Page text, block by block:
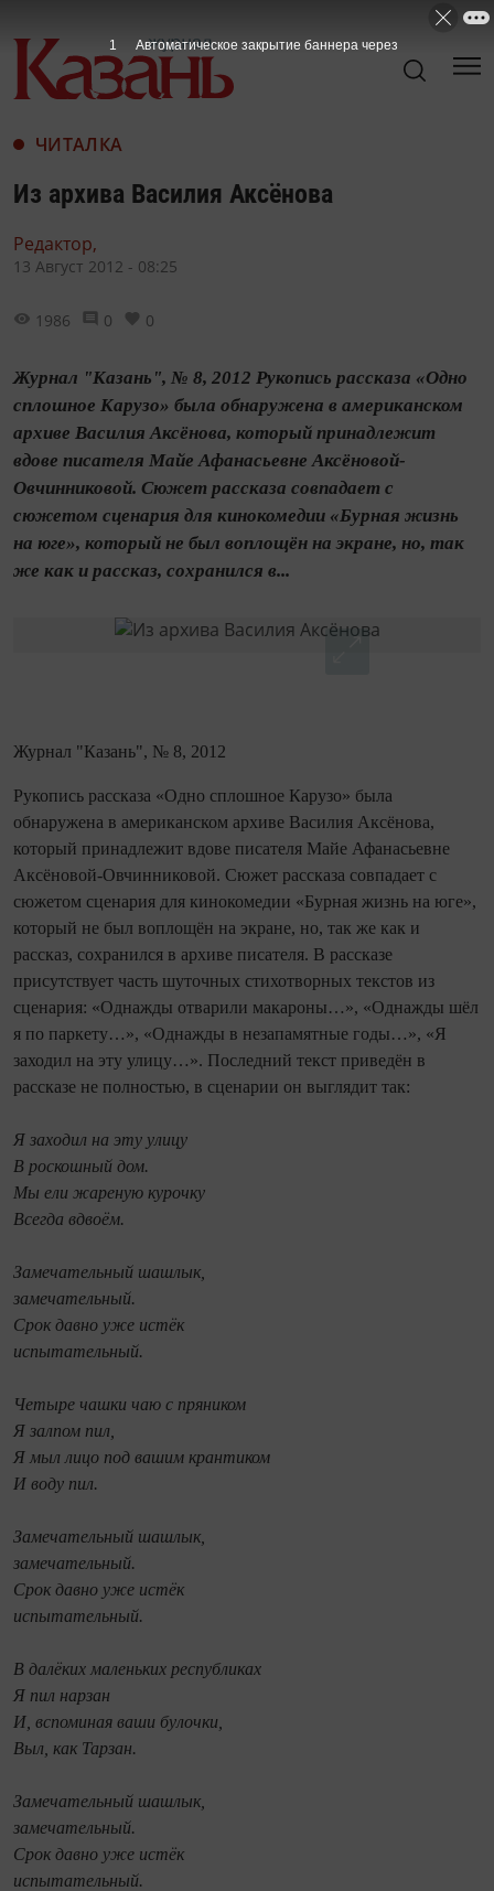
ЧИТАЛКА
Из архива Василия Аксёнова
Редактор,
13 Август 2012 - 08:25
1986 0 0
Журнал "Казань", № 8, 2012 Рукопись рассказа «Одно
сплошное Карузо» была обнаружена в американском
архиве Василия Аксёнова, который принадлежит
вдове писателя Майе Афанасьевне Аксёновой-
Овчинниковой. Сюжет рассказа совпадает с
сюжетом сценария для кинокомедии «Бурная жизнь
на юге», который не был воплощён на экране, но, так
же как и рассказ, сохранился в...
Журнал "Казань", № 8, 2012
Рукопись рассказа «Одно сплошное Карузо» была
обнаружена в американском архиве Василия Аксёнова,
который принадлежит вдове писателя Майе Афанасьевне
Аксёновой-Овчинниковой. Сюжет рассказа совпадает с
сюжетом сценария для кинокомедии «Бурная жизнь на юге»,
который не был воплощён на экране, но, так же как и
рассказ, сохранился в архиве писателя. В рассказе
присутствует часть шуточных стихотворных текстов из
сценария: «Однажды отварили макароны…», «Однажды шёл
я по паркету…», «Однажды в незапамятные годы…», «Я
заходил на эту улицу…». Последний текст приведён в
рассказе не полностью, в сценарии он выглядит так:
Я заходил на эту улицу
В роскошный дом.
Мы ели жареную курочку
Всегда вдвоём.
Замечательный шашлык,
замечательный.
Срок давно уже истёк
испытательный.
Четыре чашки чаю с пряником
Я залпом пил,
Я мыл лицо под вашим крантиком
И воду пил.
Замечательный шашлык,
замечательный.
Срок давно уже истёк
испытательный.
В далёких маленьких республиках
Я пил нарзан
И, вспоминая ваши булочки,
Выл, как Тарзан.
Замечательный шашлык,
замечательный.
Срок давно уже истёк
испытательный.